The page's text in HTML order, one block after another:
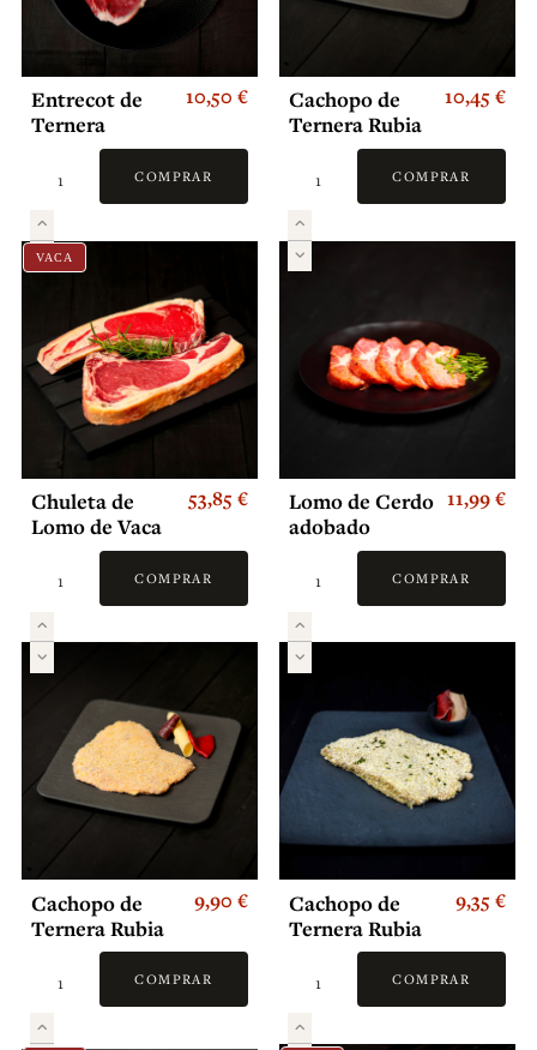
Entrecot de
Ternera
10,50 €
COMPRAR
Cachopo de
Ternera Rubia
Gallega con
Cuatro Quesos
10,45 €
COMPRAR
VACA
Chuleta de
Lomo de Vaca
Rubia Gallega
Madurada
53,85 €
COMPRAR
Lomo de Cerdo
adobado
11,99 €
COMPRAR
Cachopo de
Ternera Rubia
Gallega con
Cecina de León,
Queso Havarty
y Pimientos
9,90 €
COMPRAR
Cachopo de
Ternera Rubia
Gallega relleno
de cecina con
9,35 €
COMPRAR